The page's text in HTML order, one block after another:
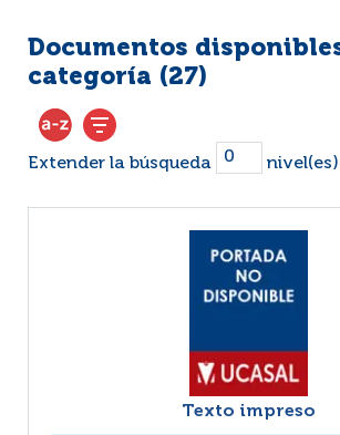
Documentos
categoría (27)
Extender la búsqueda
Texto impreso